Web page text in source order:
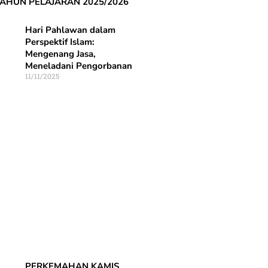
Hari Pahlawan dalam
Perspektif Islam:
Mengenang Jasa,
Meneladani Pengorbanan
11/11/2025